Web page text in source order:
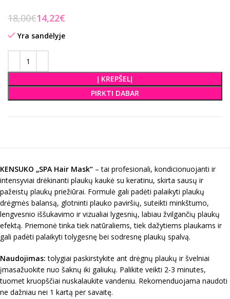
18,00€14,22€
Yra sandėlyje
Į KREPŠELĮ
PIRKTI DABAR
KENSUKO „SPA Hair Mask“ – tai profesionali, kondicionuojanti ir
intensyviai drėkinanti plaukų kaukė su keratinu, skirta sausų ir
pažeistų plaukų priežiūrai. Formulė gali padėti palaikyti plaukų
drėgmės balansą, glotninti plauko paviršių, suteikti minkštumo,
lengvesnio iššukavimo ir vizualiai lygesnių, labiau žvilgančių plaukų
efektą. Priemonė tinka tiek natūraliems, tiek dažytiems plaukams ir
gali padėti palaikyti tolygesnę bei sodresnę plaukų spalvą.
Naudojimas: tolygiai paskirstykite ant drėgnų plaukų ir švelniai
įmasažuokite nuo šaknų iki galiukų. Palikite veikti 2-3 minutes,
tuomet kruopščiai nuskalaukite vandeniu. Rekomenduojama naudoti
ne dažniau nei 1 kartą per savaitę.